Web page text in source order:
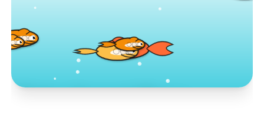
Toko Jurnal Rasa